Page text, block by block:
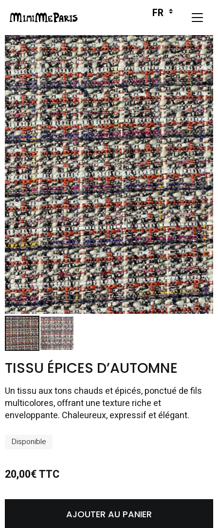
TISSU ÉPICES D’AUTOMNE
Un tissu aux tons chauds et épicés, ponctué de fils
multicolores, offrant une texture riche et
enveloppante. Chaleureux, expressif et élégant.
Disponible
20,00€ TTC
AJOUTER AU PANIER